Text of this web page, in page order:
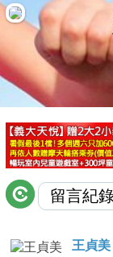
最新留言
商家合作
推薦景點
討論區
聯絡我們
王貞美